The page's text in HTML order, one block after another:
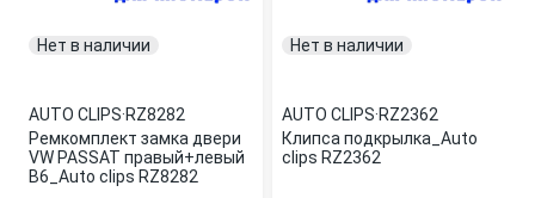
Нет в наличии
AUTO CLIPS·RZ8282
Ремкомплект замка двери
VW PASSAT правый+левый
B6_Auto clips RZ8282
Нет в наличии
AUTO CLIPS·RZ2362
Клипса подкрылка_Auto
clips RZ2362